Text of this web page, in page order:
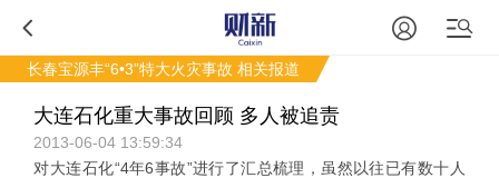
长春宝源丰“6•3”特大火灾事故 相关报道
大连石化重大事故回顾 多人被追责
2013-06-04 13:59:34
对大连石化“4年6事故”进行了汇总梳理，虽然以往已有数十人